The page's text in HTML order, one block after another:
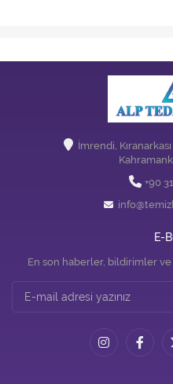
İmrendi,
+90
E-
En son haberler, bildirimler